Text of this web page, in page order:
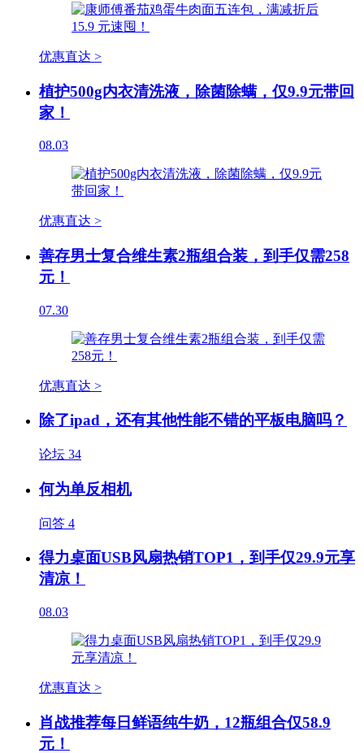
优惠直达 >
植护500g内衣清洗液，除菌除螨，仅9.9元带回
家！
08.03
优惠直达 >
善存男士复合维生素2瓶组合装，到手仅需258
元！
07.30
优惠直达 >
除了ipad，还有其他性能不错的平板电脑吗？
论坛 34
何为单反相机
问答 4
得力桌面USB风扇热销TOP1，到手仅29.9元享
清凉！
08.03
优惠直达 >
肖战推荐每日鲜语纯牛奶，12瓶组合仅58.9
元！